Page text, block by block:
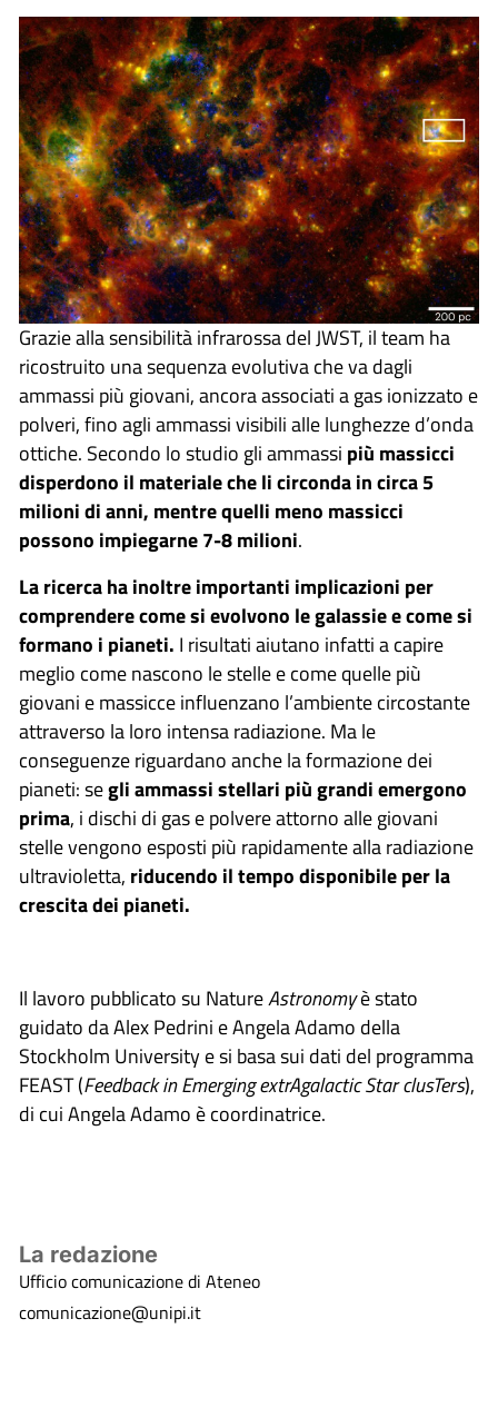
Grazie alla sensibilità infrarossa del JWST, il team ha
ricostruito una sequenza evolutiva che va dagli
ammassi più giovani, ancora associati a gas ionizzato e
polveri, fino agli ammassi visibili alle lunghezze d’onda
ottiche. Secondo lo studio gli ammassi più massicci
disperdono il materiale che li circonda in circa 5
milioni di anni, mentre quelli meno massicci
possono impiegarne 7-8 milioni.
La ricerca ha inoltre importanti implicazioni per
comprendere come si evolvono le galassie e come si
formano i pianeti. I risultati aiutano infatti a capire
meglio come nascono le stelle e come quelle più
giovani e massicce influenzano l’ambiente circostante
attraverso la loro intensa radiazione. Ma le
conseguenze riguardano anche la formazione dei
pianeti: segli ammassi stellari più grandi emergono
prima, i dischi di gas e polvere attorno alle giovani
stelle vengono esposti più rapidamente alla radiazione
ultravioletta, riducendo il tempo disponibile per la
crescita dei pianeti.
Il lavoro pubblicato su NatureAstronomyè stato
guidato da Alex Pedrini e Angela Adamo della
Stockholm University e si basa sui dati del programma
FEAST (Feedback in Emerging extrAgalactic Star clusTers),
di cui Angela Adamo è coordinatrice.
La redazione
Ufficio comunicazione di Ateneo
comunicazione@unipi.it